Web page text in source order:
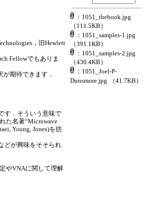
，旧Hewlett
Fellowでもありま
期待できます．
す．そういう意味で
た名著“Microwave
Young, Jones)を彷
どが興味をそそられ
やVNAに関して理解
：1051_thebook.jpg
（111.5KB）
：1051_samples-1.jpg
（391.1KB）
：1051_samples-2.jpg
（430.4KB）
：1051_Joel-P-
Dunsmore.jpg
（41.7KB）